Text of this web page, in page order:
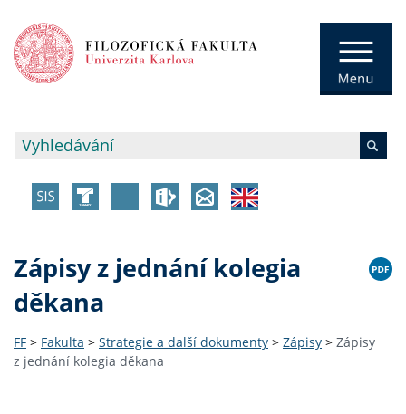
Zápisy z jednání kolegia
děkana
FF > Fakulta > Strategie a další dokumenty > Zápisy > Zápisy
z jednání kolegia děkana